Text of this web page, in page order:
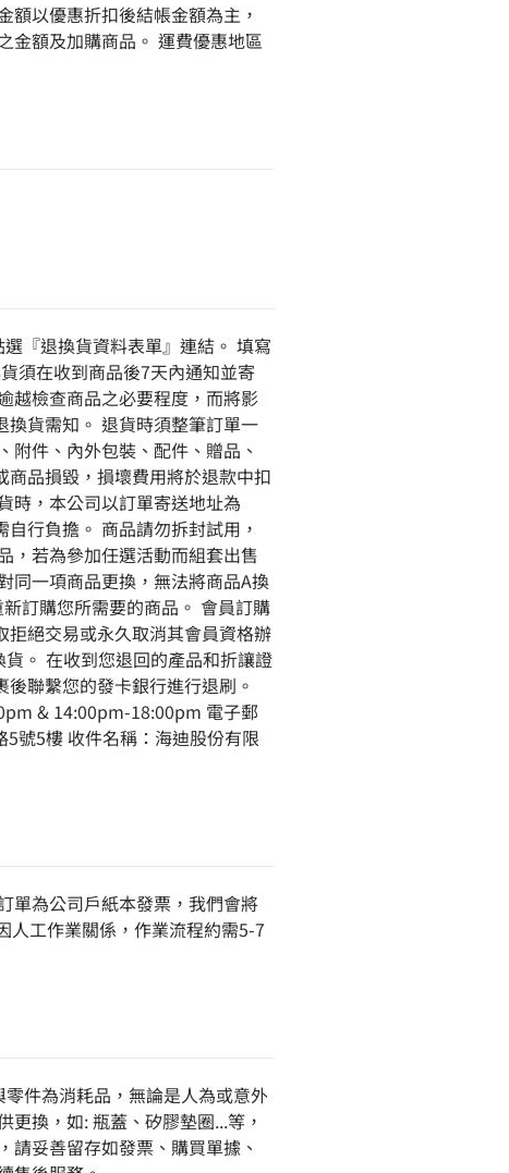
額以優惠折扣後結帳金額為主，
金額及加購商品。 運費優惠地區
『退換貨資料表單』連結。 填寫
須在收到商品後7天內通知並寄
越檢查商品之必要程度，而將影
貨需知。 退貨時須整筆訂單一
件、內外包裝、配件、贈品、
品損毀，損壞費用將於退款中扣
時，本公司以訂單寄送地址為
行負擔。 商品請勿拆封試用，
，若為參加任選活動而組套出售
同一項商品更換，無法將商品A換
訂購您所需要的商品。 會員訂購
絕交易或永久取消其會員資格辦
。 在收到您退回的產品和折讓證
聯繫您的發卡銀行進行退刷。
& 14:00pm-18:00pm 電子郵
號5樓 收件名稱：海迪股份有限
單為公司戶紙本發票，我們會將
人工作業關係，作業流程約需5-7
件為消耗品，無論是人為或意外
換，如: 瓶蓋、矽膠墊圈...等，
請妥善留存如發票、購買單據、